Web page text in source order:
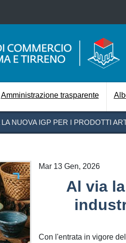
Amministrazione trasparente
LA NUOVA IGP PER I PRODOTTI
Mar 13 Gen, 2026
Al via
Con l'entrata in vigore del